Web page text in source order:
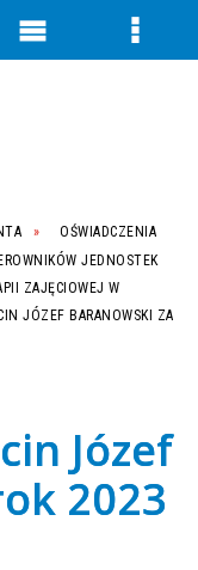
OŚWIADCZENIA
JEDNOSTEK
ZAJĘCIOWEJ W
JÓZEF BARANOWSKI ZA
Józef
2023
Menu
Menu